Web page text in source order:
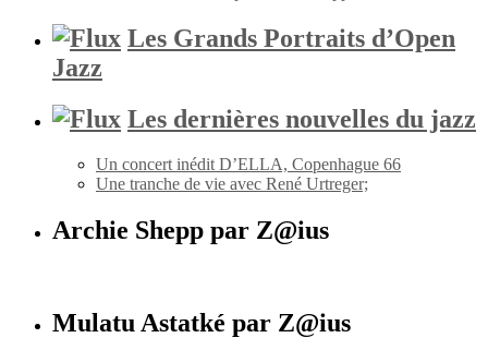
Les Grands Portraits d’Open
Jazz
Les dernières nouvelles du jazz
Un concert inédit D’ELLA, Copenhague 66
Une tranche de vie avec René Urtreger;
Archie Shepp par Z@ius
Mulatu Astatké par Z@ius